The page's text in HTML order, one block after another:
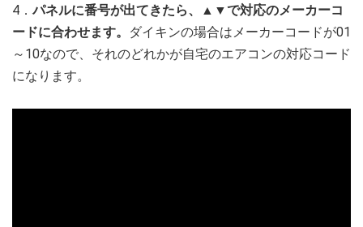
4．パネルに番号が出てきたら、▲▼で対応のメーカーコ
ードに合わせます。
ダイキンの場合はメーカーコードが01
～10なので、それのどれかが自宅のエアコンの対応コード
になります。